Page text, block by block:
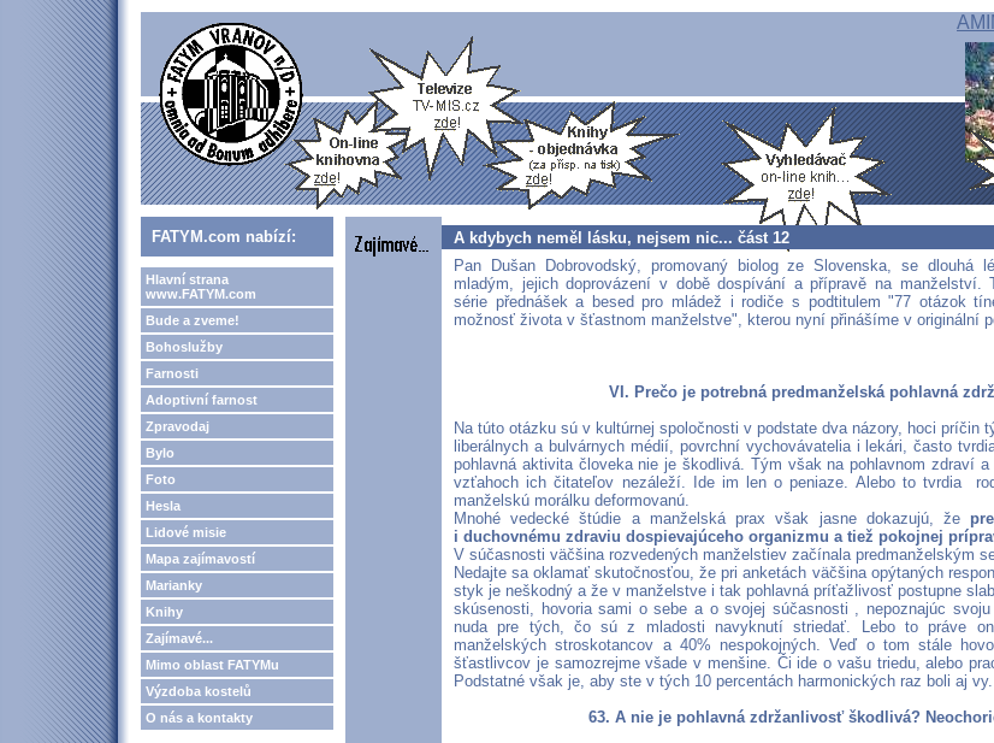
FATYM.com nabízí:
Hlavní strana
www.FATYM.com
Bude a zveme!
Bohoslužby
Farnosti
Adoptivní farnost
Zpravodaj
Bylo
Foto
Hesla
Lidové misie
Mapa zajímavostí
Marianky
Knihy
Zajímavé...
Mimo oblast FATYMu
Výzdoba kostelů
O nás a kontakty
A kdybych neměl lásku, nejsem nic... část 12
Pan Dušan Dobrovodský, promovaný biolog ze Slovenska, se dlouhá
mladým, jejich doprovázení v době dospívání a přípravě na manželství.
série přednášek a besed pro mládež i rodiče s podtitulem "77 otázok
možnosť života v šťastnom manželstve", kterou nyní přinášíme v originální
VI. Prečo je potrebná predmanželská pohlavná
Na túto otázku sú v kultúrnej spoločnosti v podstate dva názory, hoci príčin
liberálnych a bulvárnych médií, povrchní vychovávatelia i lekári, často
pohlavná aktivita človeka nie je škodlivá. Tým však na pohlavnom zdraví
vzťahoch ich čitateľov nezáleží. Ide im len o peniaze. Alebo to tvrdia
manželskú morálku deformovanú.
Mnohé vedecké štúdie a manželská prax však jasne dokazujú, že
i duchovnému zdraviu dospievajúceho organizmu a tiež pokojnej
V súčasnosti väčšina rozvedených manželstiev začínala predmanželským
Nedajte sa oklamať skutočnosťou, že pri anketách väčšina opýtaných
styk je neškodný a že v manželstve i tak pohlavná príťažlivosť postupne
skúsenosti, hovoria sami o sebe a o svojej súčasnosti , nepoznajúc
nuda pre tých, čo sú z mladosti navyknutí striedať. Lebo to práve
manželských stroskotancov a 40% nespokojných. Veď o tom stále
šťastlivcov je samozrejme všade v menšine. Či ide o vašu triedu, alebo
Podstatné však je, aby ste v tých 10 percentách harmonických raz boli aj vy.
63. A nie je pohlavná zdržanlivosť škodlivá?